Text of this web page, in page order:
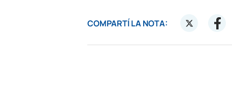
COMPARTÍ LA NOTA: